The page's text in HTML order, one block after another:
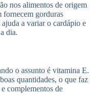
nos alimentos de origem
fornecem gorduras
a variar o cardápio e
dia.
o assunto é vitamina E.
quantidades, o que faz
complementos de